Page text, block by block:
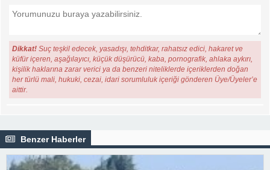
Dikkat! Suç teşkil edecek, yasadışı, tehditkar, rahatsız edici, hakaret ve
küfür içeren, aşağılayıcı, küçük düşürücü, kaba, pornografik, ahlaka aykırı,
kişilik haklarına zarar verici ya da benzeri niteliklerde içeriklerden doğan
her türlü mali, hukuki, cezai, idari sorumluluk içeriği gönderen Üye/Üyeler’e
aittir.
Benzer Haberler